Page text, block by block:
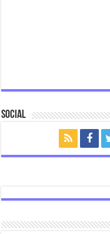
Social